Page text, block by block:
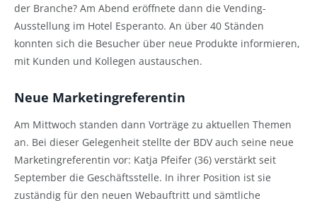
der Branche? Am Abend eröffnete dann die Vending-
Ausstellung im Hotel Esperanto. An über 40 Ständen
konnten sich die Besucher über neue Produkte informieren,
mit Kunden und Kollegen austauschen.
Neue Marketingreferentin
Am Mittwoch standen dann Vorträge zu aktuellen Themen
an. Bei dieser Gelegenheit stellte der BDV auch seine neue
Marketingreferentin vor: Katja Pfeifer (36) verstärkt seit
September die Geschäftsstelle. In ihrer Position ist sie
zuständig für den neuen Webauftritt und sämtliche